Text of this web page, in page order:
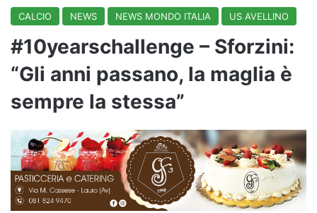
CALCIO NEWS NEWS MONDO ITALIA US AVELLINO
#10yearschallenge – Sforzini:
“Gli anni passano, la maglia è
sempre la stessa”